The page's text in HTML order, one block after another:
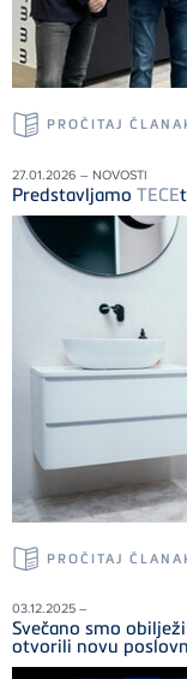
PROČITAJ
27.01.2026 – NOVOSTI
Predstavljamo TECE
PROČITAJ
03.12.2025 –
Svečano smo
otvorili novu